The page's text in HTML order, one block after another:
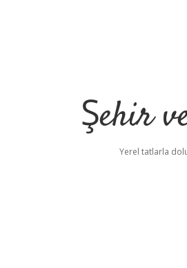
Şehir
Yerel tatlarla